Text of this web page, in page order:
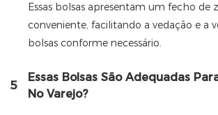
Essas bolsas apresentam um fecho de
conveniente, facilitando a vedação e a
bolsas conforme necessário.
5
Essas Bolsas São Adequadas
No Varejo?